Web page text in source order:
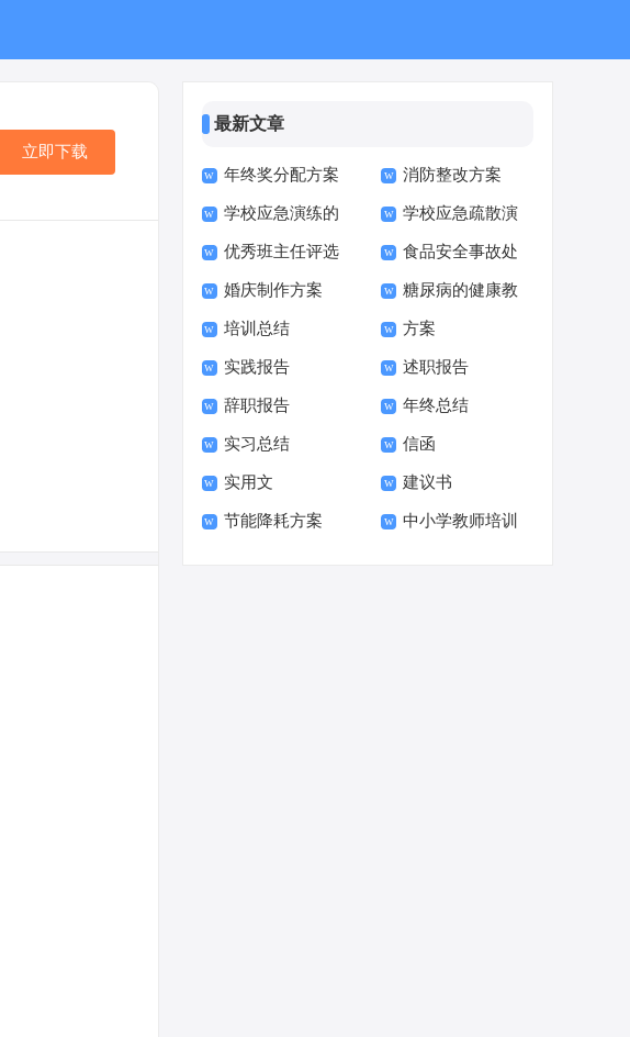
立即下载
最新文章
年终奖分配方案 消防整改方案
学校应急演练的
方案
学校应急疏散演
练方案
优秀班主任评选
方案
食品安全事故处
置方案
婚庆制作方案 糖尿病的健康教
育活动方案
培训总结 方案
实践报告 述职报告
辞职报告 年终总结
实习总结 信函
实用文 建议书
节能降耗方案 中小学教师培训